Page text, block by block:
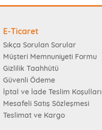
E-Ticaret
Sıkça Sorulan Sorular
Müşteri Memnuniyeti Formu
Gizlilik Taahhütü
Güvenli Ödeme
İptal ve İade Teslim Koşulları
Mesafeli Satış Sözleşmesi
Teslimat ve Kargo